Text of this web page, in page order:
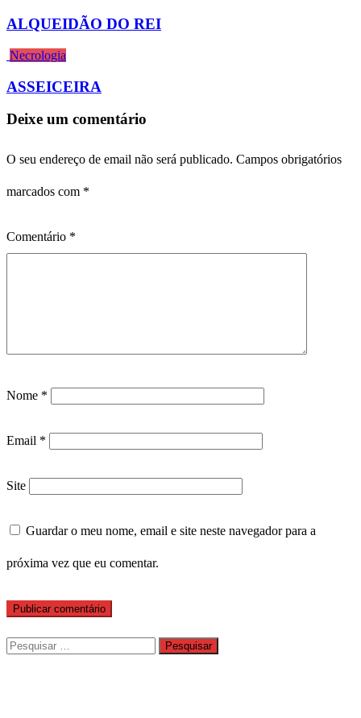
ALQUEIDÃO DO REI
Necrologia
ASSEICEIRA
Deixe um comentário
O seu endereço de email não será publicado. Campos obrigatórios
marcados com *
Comentário *
Nome *
Email *
Site
Guardar o meu nome, email e site neste navegador para a
próxima vez que eu comentar.
Pesquisar
por: